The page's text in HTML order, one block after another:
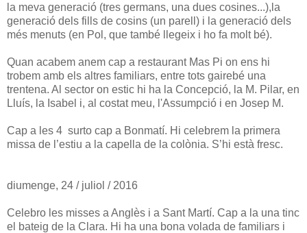
la meva generació (tres germans, una dues cosines...),la
generació dels fills de cosins (un parell) i la generació dels
més menuts (en Pol, que també llegeix i ho fa molt bé).
Quan acabem anem cap a restaurant Mas Pi on ens hi
trobem amb els altres familiars, entre tots gairebé una
trentena. Al sector on estic hi ha la Concepció, la M. Pilar, en
Lluís, la Isabel i, al costat meu, l'Assumpció i en Josep M.
Cap a les 4 surto cap a Bonmatí. Hi celebrem la primera
missa de l’estiu a la capella de la colònia. S’hi està fresc.
diumenge, 24 / juliol / 2016
Celebro les misses a Anglès i a Sant Martí. Cap a la una tinc
el bateig de la Clara. Hi ha una bona volada de familiars i